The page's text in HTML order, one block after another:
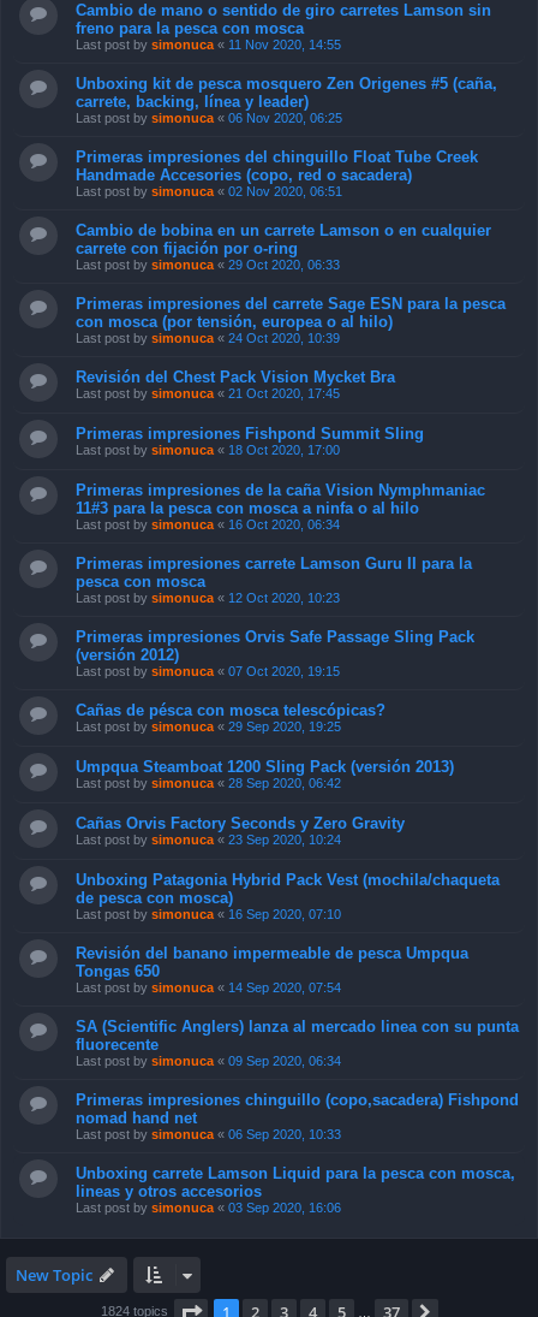
Cambio de mano o sentido de giro carretes Lamson sin
freno para la pesca con mosca
Last post by simonuca « 11 Nov 2020, 14:55
Unboxing kit de pesca mosquero Zen Origenes #5 (caña,
carrete, backing, línea y leader)
Last post by simonuca « 06 Nov 2020, 06:25
Primeras impresiones del chinguillo Float Tube Creek
Handmade Accesories (copo, red o sacadera)
Last post by simonuca « 02 Nov 2020, 06:51
Cambio de bobina en un carrete Lamson o en cualquier
carrete con fijación por o-ring
Last post by simonuca « 29 Oct 2020, 06:33
Primeras impresiones del carrete Sage ESN para la pesca
con mosca (por tensión, europea o al hilo)
Last post by simonuca « 24 Oct 2020, 10:39
Revisión del Chest Pack Vision Mycket Bra
Last post by simonuca « 21 Oct 2020, 17:45
Primeras impresiones Fishpond Summit Sling
Last post by simonuca « 18 Oct 2020, 17:00
Primeras impresiones de la caña Vision Nymphmaniac
11#3 para la pesca con mosca a ninfa o al hilo
Last post by simonuca « 16 Oct 2020, 06:34
Primeras impresiones carrete Lamson Guru II para la
pesca con mosca
Last post by simonuca « 12 Oct 2020, 10:23
Primeras impresiones Orvis Safe Passage Sling Pack
(versión 2012)
Last post by simonuca « 07 Oct 2020, 19:15
Cañas de pésca con mosca telescópicas?
Last post by simonuca « 29 Sep 2020, 19:25
Umpqua Steamboat 1200 Sling Pack (versión 2013)
Last post by simonuca « 28 Sep 2020, 06:42
Cañas Orvis Factory Seconds y Zero Gravity
Last post by simonuca « 23 Sep 2020, 10:24
Unboxing Patagonia Hybrid Pack Vest (mochila/chaqueta
de pesca con mosca)
Last post by simonuca « 16 Sep 2020, 07:10
Revisión del banano impermeable de pesca Umpqua
Tongas 650
Last post by simonuca « 14 Sep 2020, 07:54
SA (Scientific Anglers) lanza al mercado linea con su punta
fluorecente
Last post by simonuca « 09 Sep 2020, 06:34
Primeras impresiones chinguillo (copo,sacadera) Fishpond
nomad hand net
Last post by simonuca « 06 Sep 2020, 10:33
Unboxing carrete Lamson Liquid para la pesca con mosca,
lineas y otros accesorios
Last post by simonuca « 03 Sep 2020, 16:06
New Topic
1824 topics Page 1of 37
1 2 3 4 5 37